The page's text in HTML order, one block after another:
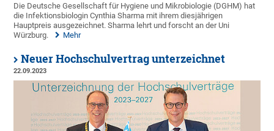
Die Deutsche Gesellschaft für Hygiene und Mikrobiologie (DGHM) hat
die Infektionsbiologin Cynthia Sharma mit ihrem diesjährigen
Hauptpreis ausgezeichnet. Sharma lehrt und forscht an der Uni
Würzburg.
Mehr
Neuer Hochschulvertrag unterzeichnet
22.09.2023